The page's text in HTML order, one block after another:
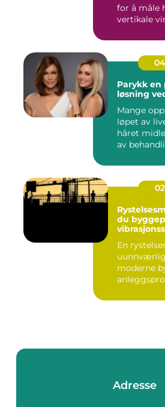
for å måle
vertikale
Parykk en praktisk og trygg
løsning
Mange
løpet av
håret
av
du
En
moderne
Adresse